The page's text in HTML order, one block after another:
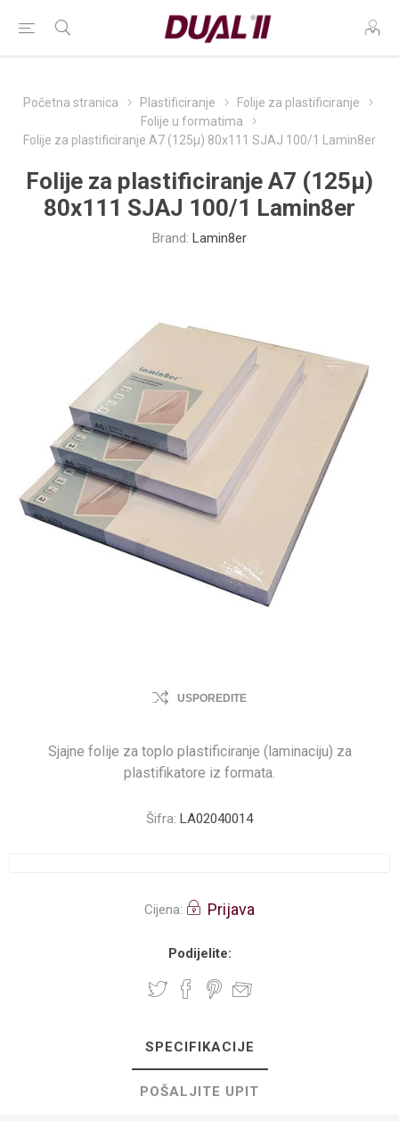
Početna stranica Plastificiranje
Folije za plastificiranje
Folije u formatima
Folije za plastificiranje A7 (125µ) 80x111 SJAJ 100/1 Lamin8er
Folije za plastificiranje A7 (125µ)
80x111 SJAJ 100/1 Lamin8er
Brand: Lamin8er
USPOREDITE
Sjajne folije za toplo plastificiranje (laminaciju) za
plastifikatore iz formata.
Šifra: LA02040014
Cijena: Prijava
Podijelite:
SPECIFIKACIJE
POŠALJITE UPIT